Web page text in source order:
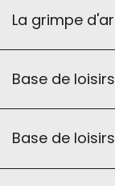
La grimpe
Base de
Base de